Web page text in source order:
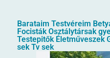
Barataim Testvéreim
Focisták Osztálytársak
Testepitők Életműveszek
sek Tv sek